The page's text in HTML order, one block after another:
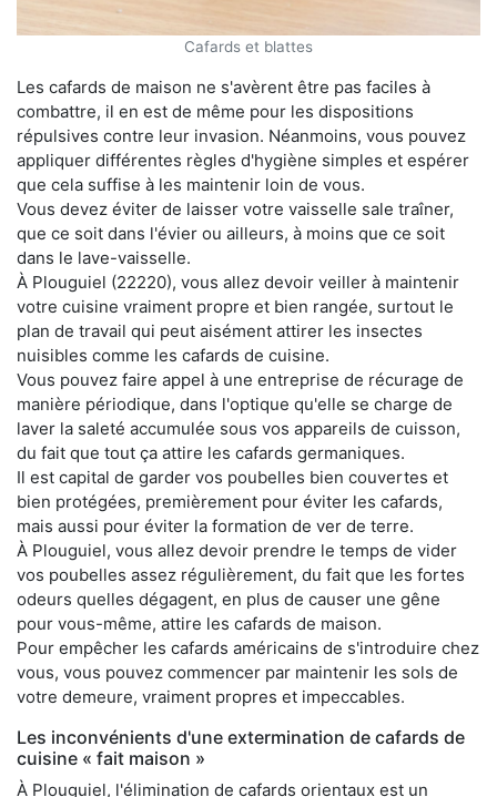
Cafards et blattes
Les cafards de maison ne s'avèrent être pas faciles à
combattre, il en est de même pour les dispositions
répulsives contre leur invasion. Néanmoins, vous pouvez
appliquer différentes règles d'hygiène simples et espérer
que cela suffise à les maintenir loin de vous.
Vous devez éviter de laisser votre vaisselle sale traîner,
que ce soit dans l'évier ou ailleurs, à moins que ce soit
dans le lave-vaisselle.
À Plouguiel (22220), vous allez devoir veiller à maintenir
votre cuisine vraiment propre et bien rangée, surtout le
plan de travail qui peut aisément attirer les insectes
nuisibles comme les cafards de cuisine.
Vous pouvez faire appel à une entreprise de récurage de
manière périodique, dans l'optique qu'elle se charge de
laver la saleté accumulée sous vos appareils de cuisson,
du fait que tout ça attire les cafards germaniques.
Il est capital de garder vos poubelles bien couvertes et
bien protégées, premièrement pour éviter les cafards,
mais aussi pour éviter la formation de ver de terre.
À Plouguiel, vous allez devoir prendre le temps de vider
vos poubelles assez régulièrement, du fait que les fortes
odeurs quelles dégagent, en plus de causer une gêne
pour vous-même, attire les cafards de maison.
Pour empêcher les cafards américains de s'introduire chez
vous, vous pouvez commencer par maintenir les sols de
votre demeure, vraiment propres et impeccables.
Les inconvénients d'une extermination de cafards de
cuisine « fait maison »
À Plouguiel, l'élimination de cafards orientaux est un